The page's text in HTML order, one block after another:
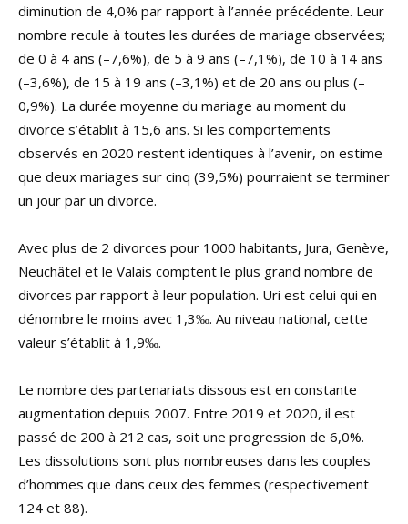
diminution de 4,0% par rapport à l’année précédente. Leur
nombre recule à toutes les durées de mariage observées;
de 0 à 4 ans (–7,6%), de 5 à 9 ans (–7,1%), de 10 à 14 ans
(–3,6%), de 15 à 19 ans (–3,1%) et de 20 ans ou plus (–
0,9%). La durée moyenne du mariage au moment du
divorce s’établit à 15,6 ans. Si les comportements
observés en 2020 restent identiques à l’avenir, on estime
que deux mariages sur cinq (39,5%) pourraient se terminer
un jour par un divorce.
Avec plus de 2 divorces pour 1000 habitants, Jura, Genève,
Neuchâtel et le Valais comptent le plus grand nombre de
divorces par rapport à leur population. Uri est celui qui en
dénombre le moins avec 1,3‰. Au niveau national, cette
valeur s’établit à 1,9‰.
Le nombre des partenariats dissous est en constante
augmentation depuis 2007. Entre 2019 et 2020, il est
passé de 200 à 212 cas, soit une progression de 6,0%.
Les dissolutions sont plus nombreuses dans les couples
d’hommes que dans ceux des femmes (respectivement
124 et 88).